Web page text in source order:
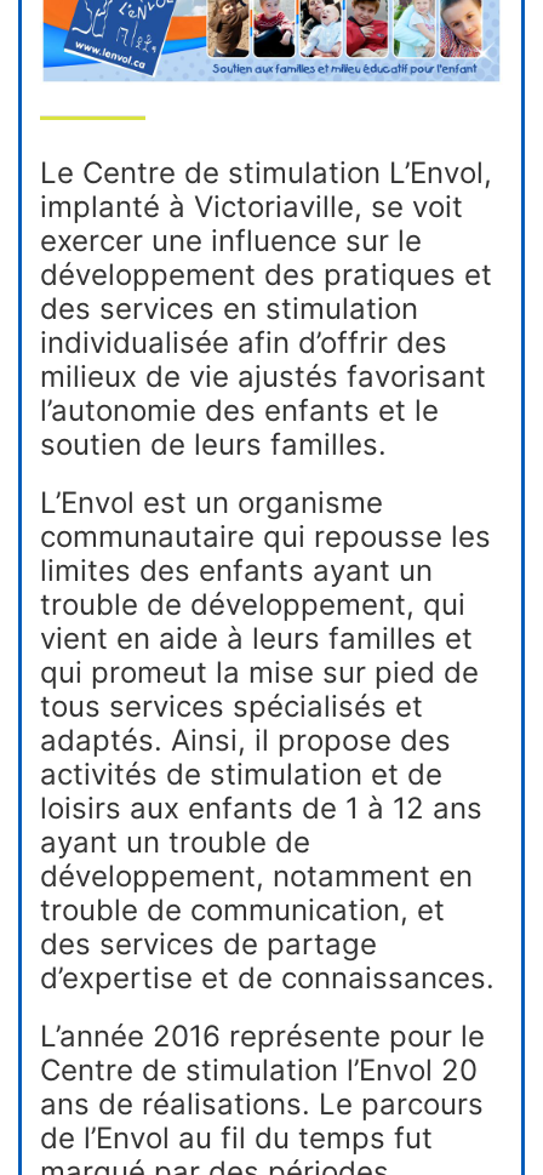
Le Centre de stimulation L’Envol,
implanté à Victoriaville, se voit
exercer une influence sur le
développement des pratiques et
des services en stimulation
individualisée afin d’offrir des
milieux de vie ajustés favorisant
l’autonomie des enfants et le
soutien de leurs familles.
L’Envol est un organisme
communautaire qui repousse les
limites des enfants ayant un
trouble de développement, qui
vient en aide à leurs familles et
qui promeut la mise sur pied de
tous services spécialisés et
adaptés. Ainsi, il propose des
activités de stimulation et de
loisirs aux enfants de 1 à 12 ans
ayant un trouble de
développement, notamment en
trouble de communication, et
des services de partage
d’expertise et de connaissances.
L’année 2016 représente pour le
Centre de stimulation l’Envol 20
ans de réalisations. Le parcours
de l’Envol au fil du temps fut